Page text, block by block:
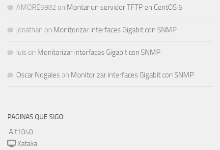
AMORE6982 on Montar un servidor TFTP en CentOS 6
jonathan on Monitorizar interfaces Gigabit con SNMP
luis on Monitorizar interfaces Gigabit con SNMP
Oscar Nogales on Monitorizar interfaces Gigabit con SNMP
PAGINAS QUE SIGO
Alt1040
Xataka